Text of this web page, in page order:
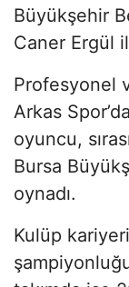
Büyükşehir
Caner Ergül
Profesyonel
Arkas
oyuncu,
Bursa
oynadı.
Kulüp